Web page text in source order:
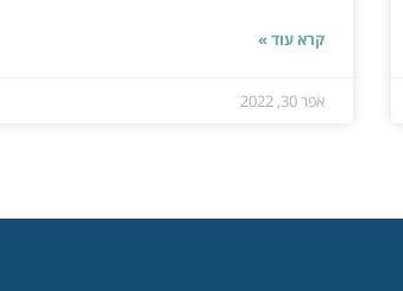
קרא עוד »
אפר 30, 2022